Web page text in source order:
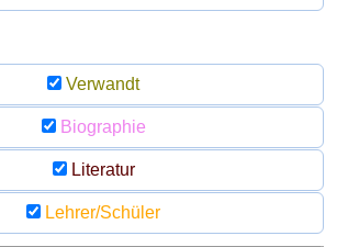
Verwandt
Biographie
Literatur
Lehrer/Schüler